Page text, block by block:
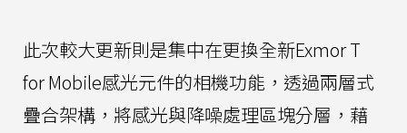
此次較大更新則是集中在更換全新Exmor T
for Mobile感光元件的相機功能，透過兩層式
疊合架構，將感光與降噪處理區塊分層，藉